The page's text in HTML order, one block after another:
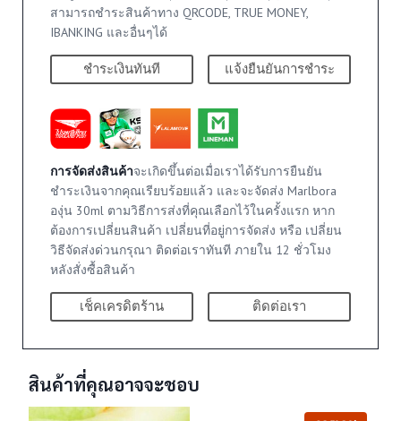
สามารถชำระสินค้าทาง QRCODE, TRUE MONEY,
IBANKING และอื่นๆได้
ชำระเงินทันที แจ้งยืนยันการชำระ
การจัดส่งสินค้าจะเกิดขึ้นต่อเมื่อเราได้รับการยืนยัน
ชำระเงินจากคุณเรียบร้อยแล้ว และจะจัดส่ง Marlbora
องุ่น 30ml ตามวิธีการส่งที่คุณเลือกไว้ในครั้งแรก หาก
ต้องการเปลี่ยนสินค้า เปลี่ยนที่อยู่การจัดส่ง หรือ เปลี่ยน
วิธีจัดส่งด่วนกรุณา ติดต่อเราทันที ภายใน 12 ชั่วโมง
หลังสั่งซื้อสินค้า
เช็คเครดิตร้าน ติดต่อเรา
สินค้าที่คุณอาจจะชอบ